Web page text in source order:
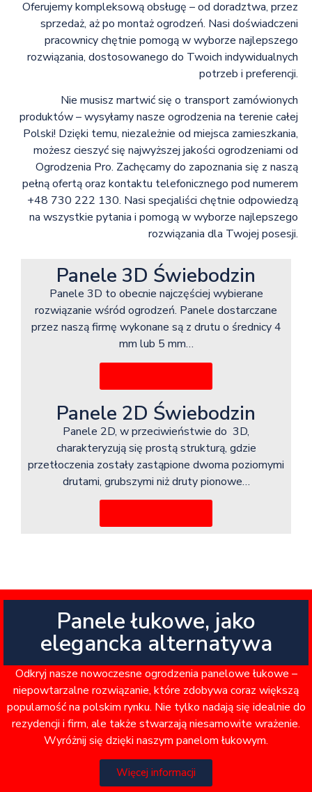
Oferujemy kompleksową obsługę – od doradztwa, przez
sprzedaż, aż po montaż ogrodzeń. Nasi doświadczeni
pracownicy chętnie pomogą w wyborze najlepszego
rozwiązania, dostosowanego do Twoich indywidualnych
potrzeb i preferencji.
Nie musisz martwić się o transport zamówionych
produktów – wysyłamy nasze ogrodzenia na terenie całej
Polski! Dzięki temu, niezależnie od miejsca zamieszkania,
możesz cieszyć się najwyższej jakości ogrodzeniami od
Ogrodzenia Pro. Zachęcamy do zapoznania się z naszą
pełną ofertą oraz kontaktu telefonicznego pod numerem
+48 730 222 130. Nasi specjaliści chętnie odpowiedzą
na wszystkie pytania i pomogą w wyborze najlepszego
rozwiązania dla Twojej posesji.
Panele 3D Świebodzin
Panele 3D to obecnie najczęściej wybierane
rozwiązanie wśród ogrodzeń. Panele dostarczane
przez naszą firmę wykonane są z drutu o średnicy 4
mm lub 5 mm…
Panele 2D Świebodzin
Panele 2D, w przeciwieństwie do 3D,
charakteryzują się prostą strukturą, gdzie
przetłoczenia zostały zastąpione dwoma poziomymi
drutami, grubszymi niż druty pionowe…
Panele łukowe, jako
elegancka alternatywa
Odkryj nasze nowoczesne ogrodzenia panelowe łukowe –
niepowtarzalne rozwiązanie, które zdobywa coraz większą
popularność na polskim rynku. Nie tylko nadają się idealnie do
rezydencji i firm, ale także stwarzają niesamowite wrażenie.
Wyróżnij się dzięki naszym panelom łukowym.
Więcej informacji